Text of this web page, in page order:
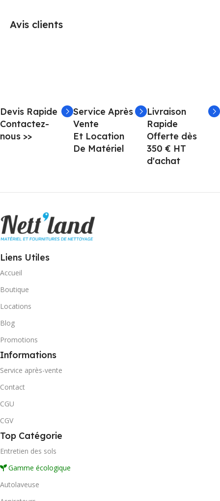
Avis clients
Devis Rapide
Contactez-
nous >>
Service Après
Vente
Et Location
De Matériel
Livraison
Rapide
Offerte dès
350 € HT
d'achat
Liens Utiles
Accueil
Boutique
Locations
Blog
Promotions
Informations
Service après-vente
Contact
CGU
CGV
Top Catégorie
Entretien des sols
Gamme écologique
Autolaveuse